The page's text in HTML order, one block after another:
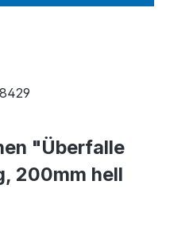
"Überfalle
200mm hell